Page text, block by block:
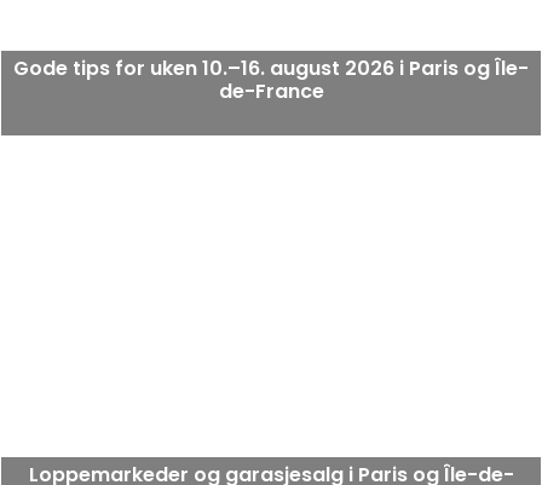
Gode tips for uken 10.–16. august 2026 i Paris og Île-
de-France
Loppemarkeder og garasjesalg i Paris og Île-de-